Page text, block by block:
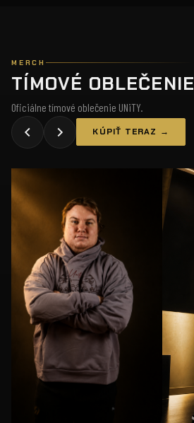
MERCH
TÍMOVÉ OBLEČENIE
Oficiálne tímové oblečenie UNiTY.
KÚPIŤ TERAZ →